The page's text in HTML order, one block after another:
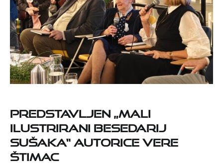
Predstavljen „Mali
ilustrirani besedarij
Sušaka“ autorice Vere
Štimac